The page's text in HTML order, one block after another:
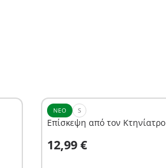
ΝΈΟ S
Επίσκεψη από τον Κτηνίατρο
12,99 €
Στο καλάθι